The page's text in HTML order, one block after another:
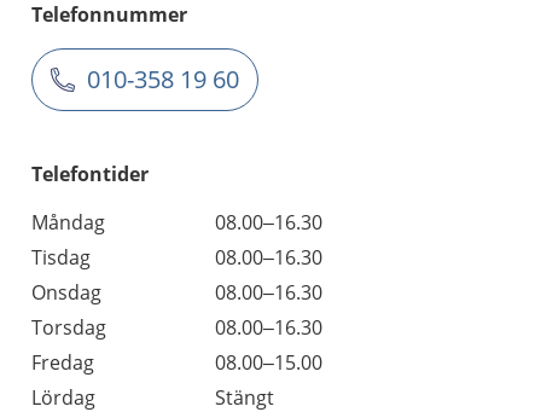
Telefonnummer
010-358 19 60
Telefontider
Måndag
08.00–16.30
Tisdag
08.00–16.30
Onsdag
08.00–16.30
Torsdag
08.00–16.30
Fredag
08.00–15.00
Lördag
Stängt